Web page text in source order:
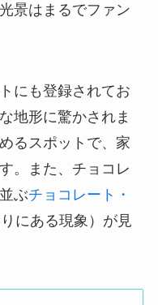
景はまるでファン
にも登録されてお
地形に驚かされま
るスポットで、家
。また、チョコレ
ぶチョコレート・
にある現象）が見